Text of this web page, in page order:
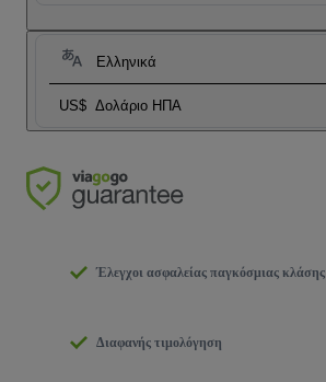
Ελληνικά
US$ Δολάριο ΗΠΑ
Έλεγχοι ασφαλείας παγκόσμιας κλάσης
Διαφανής τιμολόγηση